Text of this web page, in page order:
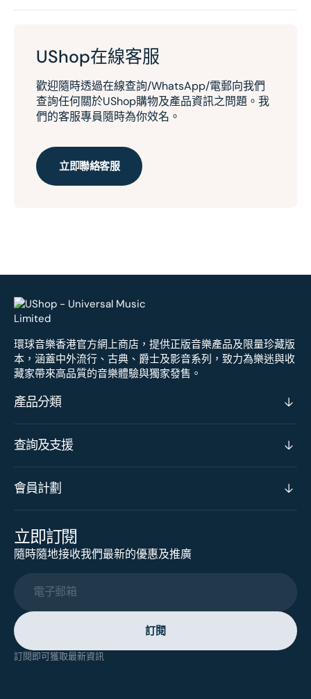
UShop在線客服
歡迎隨時透過在線查詢/WhatsApp/電郵向我們
查詢任何關於UShop購物及產品資訊之問題。我
們的客服專員隨時為你效名。
立即聯絡客服
環球音樂香港官方網上商店，提供正版音樂產品及限量珍藏版
本，涵蓋中外流行、古典、爵士及影音系列，致力為樂迷與收
藏家帶來高品質的音樂體驗與獨家發售。
產品分類
查詢及支援
會員計劃
立即訂閱
隨時隨地接收我們最新的優惠及推廣
電子郵箱
訂閱
訂閱即可獲取最新資訊